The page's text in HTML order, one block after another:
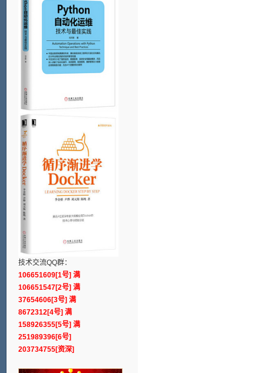
技术交流QQ群：
106651609[1号] 满
106651547[2号] 满
37654606[3号] 满
8672312[4号] 满
158926355[5号] 满
251989396[6号]
203734755[资深]